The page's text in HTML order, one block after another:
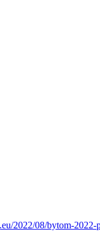
2022/08/bytom-2022-